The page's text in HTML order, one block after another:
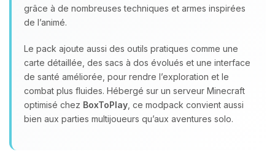
grâce à de nombreuses techniques et armes inspirées
de l’animé.
Le pack ajoute aussi des outils pratiques comme une
carte détaillée, des sacs à dos évolués et une interface
de santé améliorée, pour rendre l’exploration et le
combat plus fluides. Hébergé sur un serveur Minecraft
optimisé chez BoxToPlay , ce modpack convient aussi
bien aux parties multijoueurs qu’aux aventures solo.